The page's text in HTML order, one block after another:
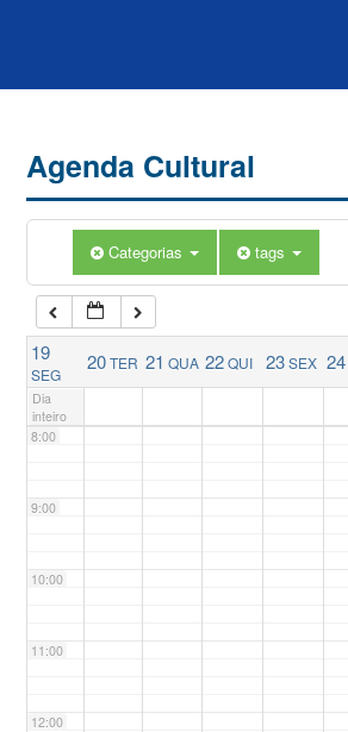
Agenda Cultural
Categorias tags
19
SEG
20TER 21 QUA 22QUI 23SEX 24
Dia
inteiro
5:00
6:00
7:00
8:00
9:00
10:00
11:00
12:00